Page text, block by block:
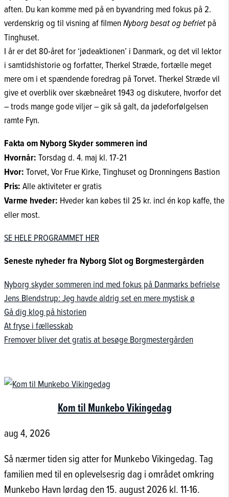
aften. Du kan komme med på en byvandring med fokus på 2.
verdenskrig og til visning af filmenNyborg besat og befriet på
Tinghuset.
I år er det 80-året for ‘jødeaktionen’ i Danmark, og det vil lektor
i samtidshistorie og forfatter, Therkel Stræde, fortælle meget
mere om i et spændende foredrag på Torvet. Therkel Stræde vil
give et overblik over skæbneåret 1943 og diskutere, hvorfor det
– trods mange gode viljer – gik så galt, da jødeforfølgelsen
ramte Fyn.
Fakta om Nyborg Skyder sommeren ind
Hvornår: Torsdag d. 4. maj kl. 17-21
Hvor: Torvet, Vor Frue Kirke, Tinghuset og Dronningens Bastion
Pris: Alle aktiviteter er gratis
Varme hveder: Hveder kan købes til 25 kr. incl én kop kaffe, the
eller most.
SE HELE PROGRAMMET HER
Seneste nyheder fra Nyborg Slot og Borgmestergården
Nyborg skyder sommeren ind med fokus på Danmarks befrielse
Jens Blendstrup: Jeg havde aldrig set en mere mystisk ø
Gå dig klog på historien
At fryse i fællesskab
Fremover bliver det gratis at besøge Borgmestergården
Kom til Munkebo Vikingedag
aug 4, 2026
Så nærmer tiden sig atter for Munkebo Vikingedag. Tag
familien med til en oplevelsesrig dag i området omkring
Munkebo Havn lørdag den 15. august 2026 kl. 11-16.